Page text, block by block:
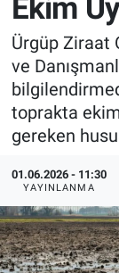
Ekim
Ürgüp Ziraat
ve
toprakta
gereken
01.06.2026 - 11:30
YAYINLANMA
Sağlık
Yerel
Genel
Asayiş
İlan -
Türkiye
Sizden
Yaşam
Sağlık
Eğitim
İlan -
Türkiye
Sizden